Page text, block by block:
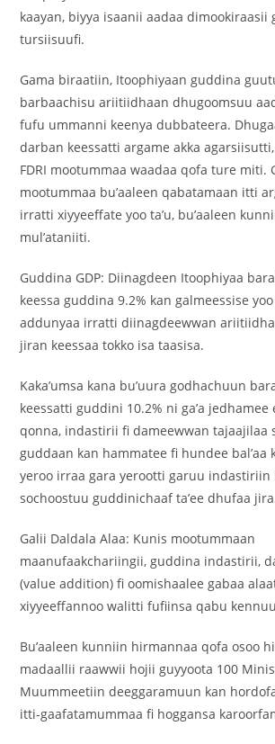
kaayan, biyya isaanii aadaa dimookiraasii
tursiisuufi.
Gama biraatiin, Itoophiyaan guddina
barbaachisu ariitiidhaan dhugoomsuu
fufu ummanni keenya dubbateera.
darban keessatti argame akka
FDRI mootummaa waadaa qofa ture miti.
mootummaa bu’aaleen qabatamaan itti
irratti xiyyeeffate yoo ta’u, bu’aaleen
mul’ataniiti.
Guddina GDP: Diinagdeen Itoophiyaa
keessa guddina 9.2% kan galmeessise yoo
addunyaa irratti diinagdeewwan
jiran keessaa tokko isa taasisa.
Kaka’umsa kana bu’uura godhachuun
keessatti guddini 10.2% ni ga’a
qonna, indastirii fi dameewwan tajaajilaa
guddaan kan hammatee fi hundee bal’aa
yeroo irraa gara yerootti garuu indastiriin
sochoostuu guddinichaaf ta’ee dhufaa
Galii Daldala Alaa: Kunis mootummaan
maanufaakchariingii, guddina indastirii,
(value addition) fi oomishaalee gabaa
xiyyeeffannoo walitti fufiinsa qabu
Bu’aaleen kunniin hirmannaa qofa osoo
madaallii raawwii hojii guyyoota 100
Muummeetiin deeggaramuun kan
itti-gaafatamummaa fi hoggansa